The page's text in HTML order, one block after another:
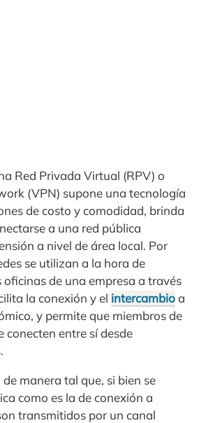
Red Privada Virtual (RPV) o
(VPN) supone una tecnología
de costo y comodidad, brinda
a una red pública
a nivel de área local. Por
se utilizan a la hora de
de una empresa a través
la conexión y el intercambioa
y permite que miembros de
conecten entre sí desde
manera tal que, si bien se
como es la de conexión a
transmitidos por un canal